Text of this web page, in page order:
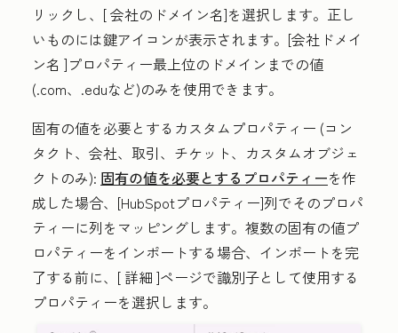
リックし、[会社のドメイン名]を選択します。正し
いものには鍵アイコンが表示されます。 [会社ドメイ
ン名 ]プロパティー最上位のドメインまでの値
(.com、.eduなど)のみを使用できます。
固有の値を必要とするカスタムプロパティー (コン
タクト、会社、取引、チケット、カスタムオブジェ
クトのみ): 固有の値を必要とするプロパティーを作
成した場合、[HubSpotプロパティー]列でそのプロパ
ティーに列をマッピングします。複数の固有の値プ
ロパティーをインポートする場合、インポートを完
了する前に、[ 詳細 ]ページで識別子として使用する
プロパティーを選択します。